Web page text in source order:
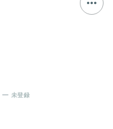
未登録